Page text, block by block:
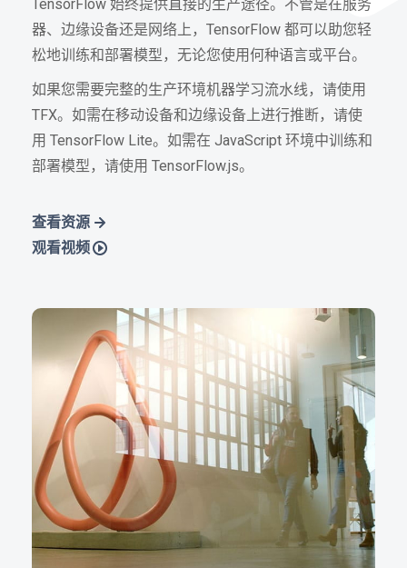
TensorFlow 始终提供直接的生产途径。不管是在服务
器、边缘设备还是网络上，TensorFlow 都可以助您轻
松地训练和部署模型，无论您使用何种语言或平台。
如果您需要完整的生产环境机器学习流水线，请使用
TFX。如需在移动设备和边缘设备上进行推断，请使
用 TensorFlow Lite。如需在 JavaScript 环境中训练和
部署模型，请使用 TensorFlow.js。
查看资源
观看视频